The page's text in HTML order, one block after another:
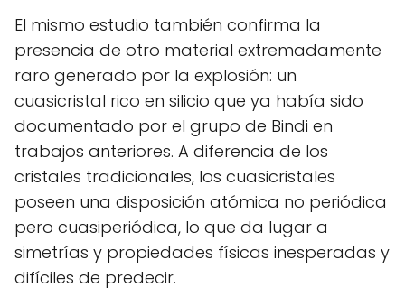
El mismo estudio también confirma la
presencia de otro material extremadamente
raro generado por la explosión: un
cuasicristal rico en silicio que ya había sido
documentado por el grupo de Bindi en
trabajos anteriores. A diferencia de los
cristales tradicionales, los cuasicristales
poseen una disposición atómica no periódica
pero cuasiperiódica, lo que da lugar a
simetrías y propiedades físicas inesperadas y
difíciles de predecir.